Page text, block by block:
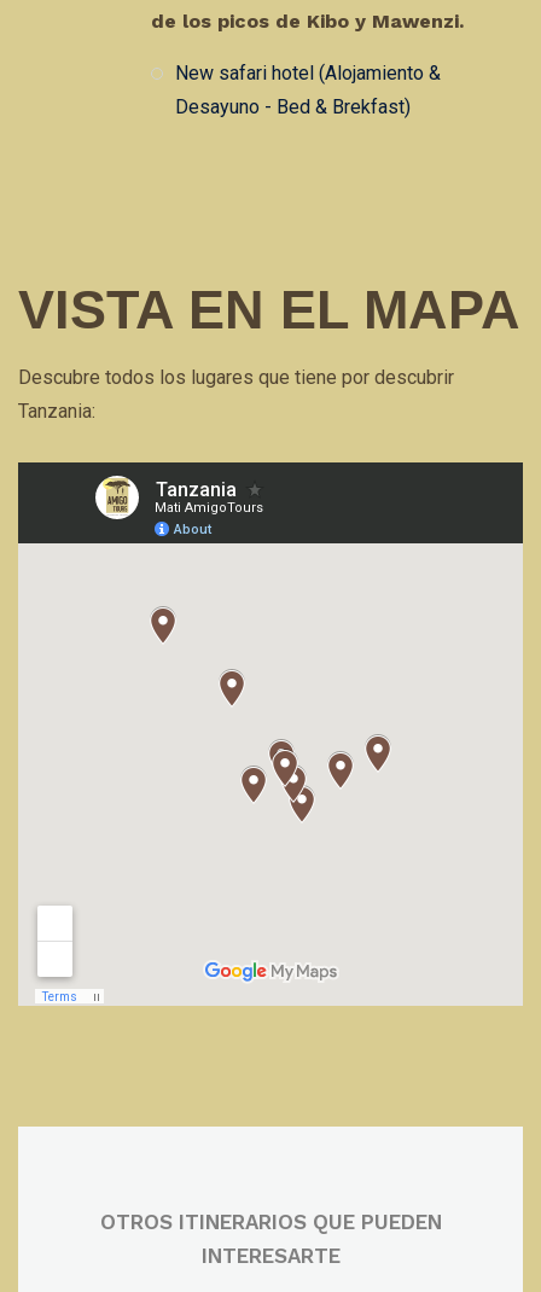
de los picos de Kibo y Mawenzi.
New safari hotel (Alojamiento &
Desayuno - Bed & Brekfast)
VISTA EN EL MAPA
Descubre todos los lugares que tiene por descubrir
Tanzania:
OTROS ITINERARIOS QUE PUEDEN
INTERESARTE